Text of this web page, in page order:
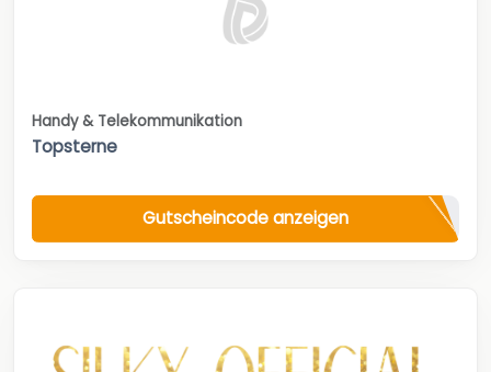
Handy & Telekommunikation
Topsterne
Gutscheincode anzeigen